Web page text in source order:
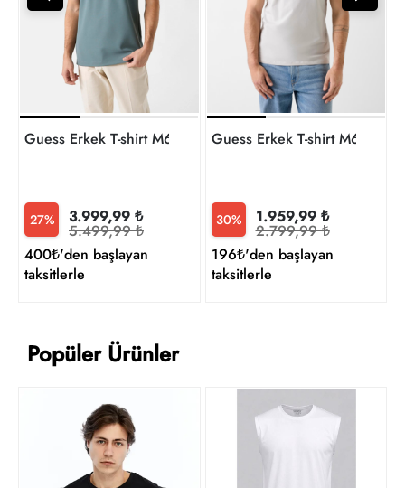
Guess Erkek T-shirt M6RP02KD202-G7EX Ss New Tech
27% 3.999,99 ₺
5.499,99 ₺
400₺'den başlayan
taksitlerle
Guess Erkek T-shirt
30% 1.959,99 ₺
2.799,99 ₺
196₺'den başlayan
taksitlerle
Popüler Ürünler